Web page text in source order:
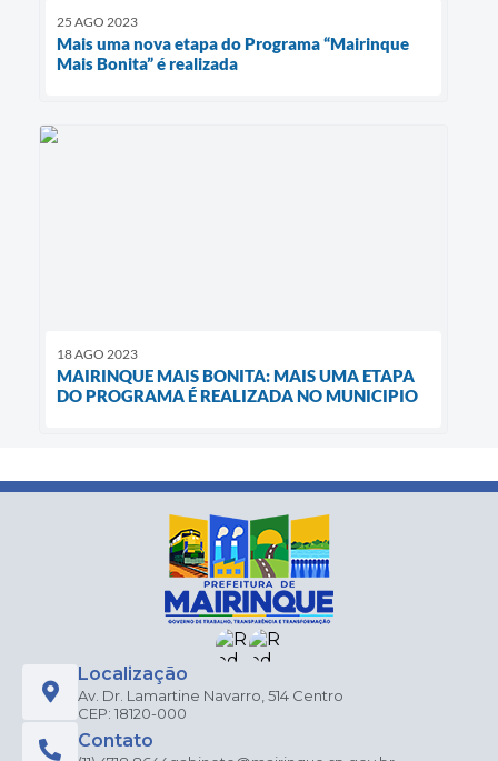
25 AGO 2023
Mais uma nova etapa do Programa “Mairinque
Mais Bonita” é realizada
18 AGO 2023
MAIRINQUE MAIS BONITA: MAIS UMA ETAPA
DO PROGRAMA É REALIZADA NO MUNICIPIO
Localização
Av. Dr. Lamartine Navarro, 514 Centro
CEP: 18120-000
Contato